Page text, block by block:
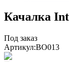
Качалка
Под заказ
Артикул:ВО013